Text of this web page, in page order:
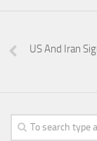
US And Iran